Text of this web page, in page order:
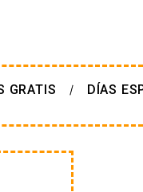
GRATIS DÍAS